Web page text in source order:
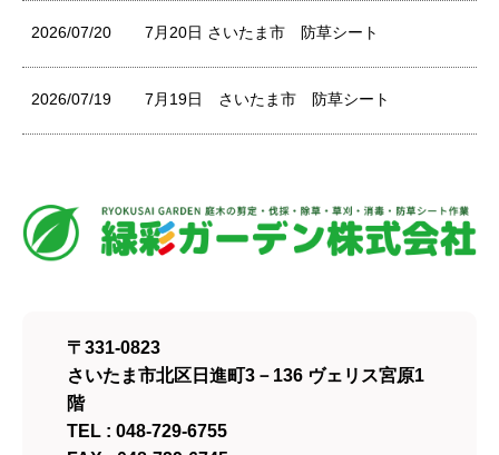
2026/07/20 7月20日 さいたま市 防草シート
2026/07/19 7月19日 さいたま市 防草シート
〒331-0823
さいたま市北区日進町3－136 ヴェリス宮原1
階
TEL : 048-729-6755